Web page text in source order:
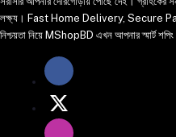
লক্ষ্য। Fast Home Delivery, Secure
নিশ্চয়তা নিয়ে MShopBD এখন আপনার স্মার্ট শপিং